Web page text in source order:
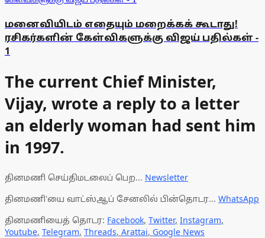
மனைவியிடம் எதையும் மறைக்கக் கூடாது!
ரசிகர்களின் கேள்விகளுக்கு விஜய் பதில்கள் -
1
The current Chief Minister,
Vijay, wrote a reply to a letter
an elderly woman had sent him
in 1997.
தினமணி செய்திமடலைப் பெற... Newsletter
தினமணி'யை வாட்ஸ்ஆப் சேனலில் பின்தொடர... WhatsApp
தினமணியைத் தொடர: Facebook, Twitter, Instagram,
Youtube, Telegram, Threads, Arattai, Google News